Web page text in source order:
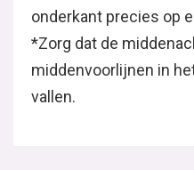
onderkant precies op
*Zorg dat de
middenvoorlijnen in
vallen.